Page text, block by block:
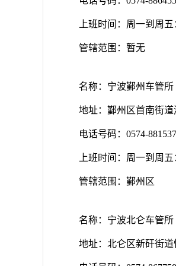
上班时间：周一到周五
管辖范围：暂无
名称：宁波鄞州车管所
地址：鄞州区首南街道
电话号码：0574-
上班时间：周一到周
管辖范围：鄞州区
名称：宁波北仑车管所
地址：北仑区新矸街道